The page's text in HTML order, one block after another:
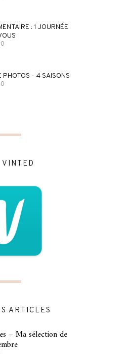
: 1 JOURNÉE
PHOTOS - 4 SAISONS
VINTED
ARTICLES
– Ma sélection de